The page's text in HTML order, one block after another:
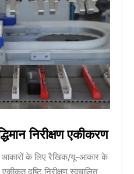
निरीक्षण एकीकरण
आकारों के लिए रैखिक/यू-आकार के
दृष्टि निरीक्षण स्वचालित